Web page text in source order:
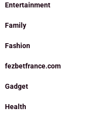
Entertainment
Family
Fashion
fezbetfrance.com
Gadget
Health